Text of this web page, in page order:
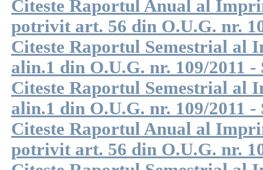
Citeste Raportul Anual al
potrivit art. 56 din O.U.G. nr.
Citeste Raportul Semestrial
alin.1 din O.U.G. nr. 109/2011 -
Citeste Raportul Semestrial
alin.1 din O.U.G. nr. 109/2011 -
Citeste Raportul Anual al
potrivit art. 56 din O.U.G. nr.